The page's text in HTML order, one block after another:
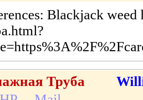
Blackjack
Труба